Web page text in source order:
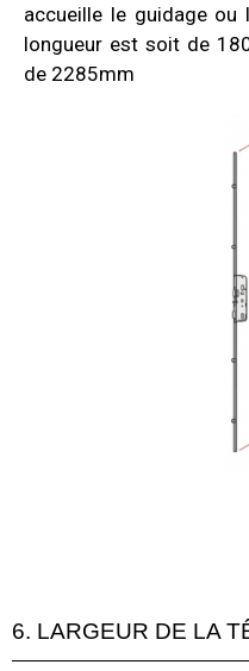
accueille le guidage ou
longueur est soit de
de 2285mm
6. LARGEUR DE LA